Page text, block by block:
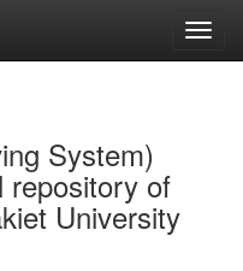
System)
repository of
University